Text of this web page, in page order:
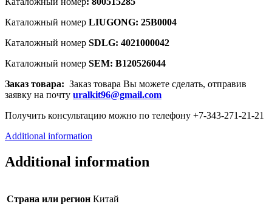
Каталожный номер LIUGONG: 25B0004
Каталожный номер SDLG: 4021000042
Каталожный номер SEM: B120526044
Заказ товара: Заказ товара Вы можете сделать, отправив
заявку на почту uralkit96@gmail.com
Получить консультацию можно по телефону +7-343-271-21-21
Additional information
Additional information
Страна или регион Китай